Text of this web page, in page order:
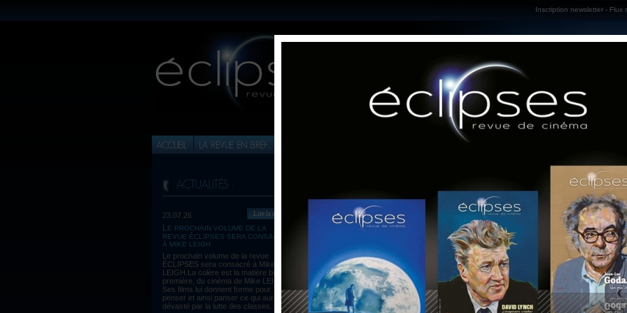
Inscription newsletter- Flux
23.07.26
LE PROCHAIN VOLUME DE LA
REVUE ÉCLIPSES SERA CONSACRÉ
À MIKE LEIGH
Le prochain volume de la revue
ÉCLIPSES sera consacré à Mike
LEIGH.La colère est la matière brute,
première, du cinéma de Mike LEIGH.
Ses films lui donnent forme pour
penser et ainsi panser ce qui aura été
dévasté par la lutte des classes...
Lire la suite
NUMÉRO :
TITRE : Martin SCORSESE
SOUS TITRE :Poétique du
COORDINATION : Youri
PARUTION :Février 2003